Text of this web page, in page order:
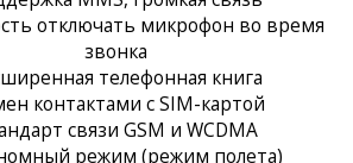
отключать микрофон во время
звонка
телефонная книга
контактами с SIM-картой
связи GSM и WCDMA
режим (режим полета)